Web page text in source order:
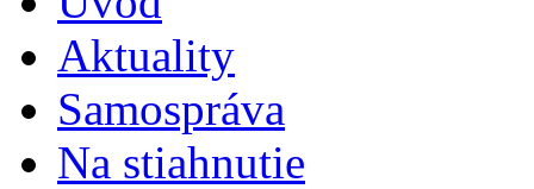
Aktuality
Samospráva
Na stiahnutie